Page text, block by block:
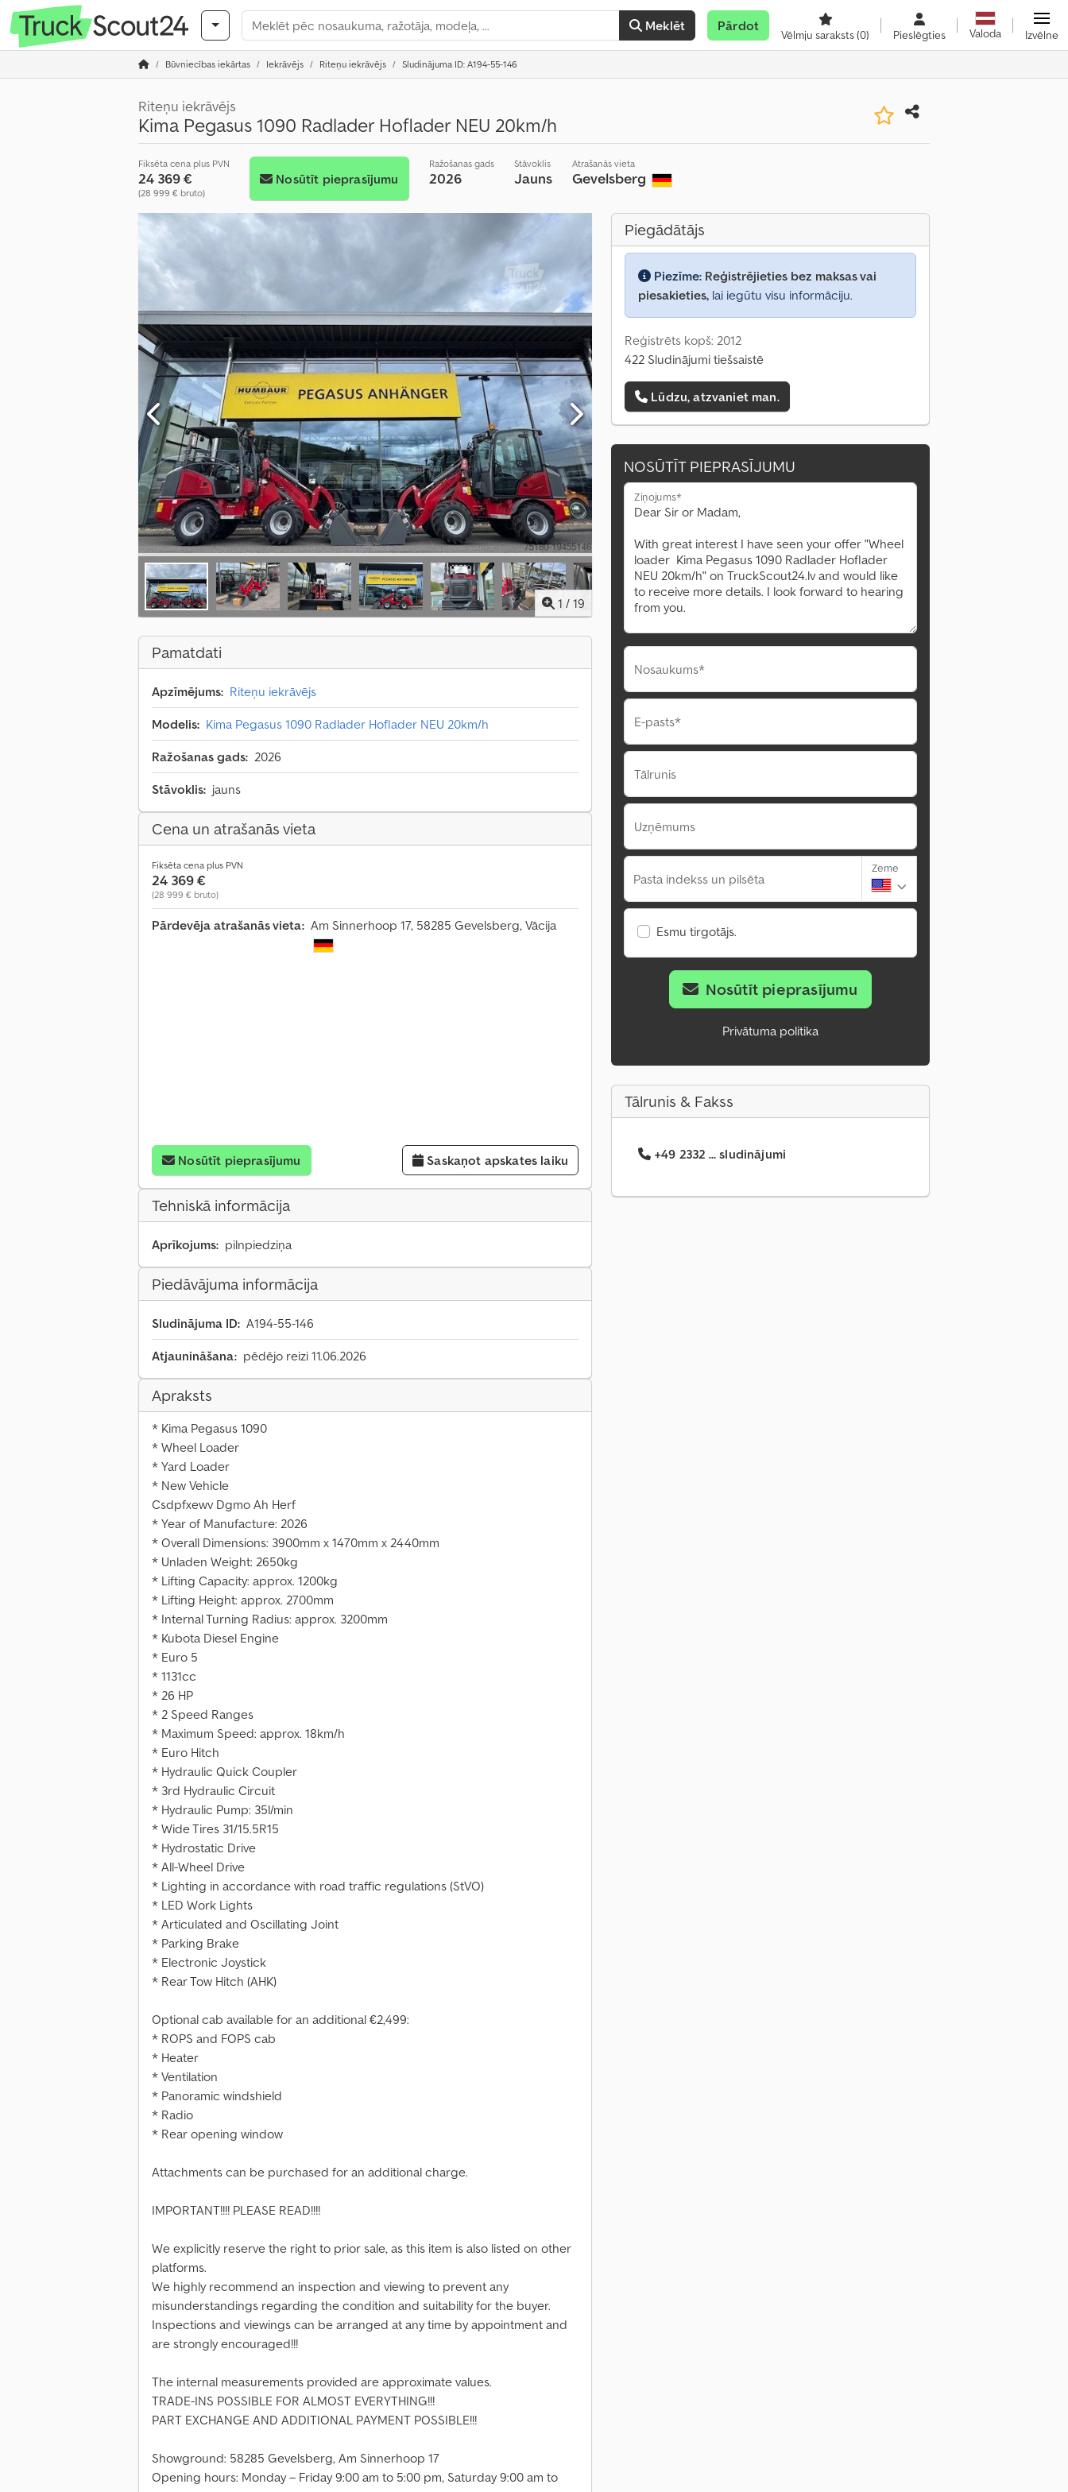
Meklēt Pārdot
Vēlmju saraksts(0) Pieslēgties Valoda Izvēlne
Būvniecības iekārtas Iekrāvējs Riteņu iekrāvējs Sludinājuma ID: A194-55-146
Riteņu iekrāvējs
Kima Pegasus 1090 Radlader Hoflader NEU 20km/h
Fiksēta cena plus PVN
24 369 €
(28 999 € bruto)
Nosūtīt pieprasījumu
Ražošanas gads
2026
Stāvoklis
Jauns
Atrašanās vieta
Gevelsberg
1 / 19
Pamatdati
Apzīmējums: Riteņu iekrāvējs
Modelis: Kima Pegasus 1090 Radlader Hoflader NEU 20km/h
Ražošanas gads: 2026
Stāvoklis: jauns
Cena un atrašanās vieta
Fiksēta cena plus PVN
24 369 €
(28 999 € bruto)
Pārdevēja atrašanās vieta: Am Sinnerhoop 17, 58285 Gevelsberg, Vācija
Nosūtīt pieprasījumu Saskaņot apskates laiku
Tehniskā informācija
Aprīkojums: pilnpiedziņa
Piedāvājuma informācija
Sludinājuma ID: A194-55-146
Atjaunināšana: pēdējo reizi 11.06.2026
Apraksts
* Kima Pegasus 1090
* Wheel Loader
* Yard Loader
* New Vehicle
Csdpfxewv Dgmo Ah Herf
* Year of Manufacture: 2026
* Overall Dimensions: 3900mm x 1470mm x 2440mm
* Unladen Weight: 2650kg
* Lifting Capacity: approx. 1200kg
* Lifting Height: approx. 2700mm
* Internal Turning Radius: approx. 3200mm
* Kubota Diesel Engine
* Euro 5
* 1131cc
* 26 HP
* 2 Speed Ranges
* Maximum Speed: approx. 18km/h
* Euro Hitch
* Hydraulic Quick Coupler
* 3rd Hydraulic Circuit
* Hydraulic Pump: 35l/min
* Wide Tires 31/15.5R15
* Hydrostatic Drive
* All-Wheel Drive
* Lighting in accordance with road traffic regulations (StVO)
* LED Work Lights
* Articulated and Oscillating Joint
* Parking Brake
* Electronic Joystick
* Rear Tow Hitch (AHK)
Optional cab available for an additional €2,499:
* ROPS and FOPS cab
* Heater
* Ventilation
* Panoramic windshield
* Radio
* Rear opening window
Attachments can be purchased for an additional charge.
IMPORTANT!!!! PLEASE READ!!!!
We explicitly reserve the right to prior sale, as this item is also listed on other
platforms.
We highly recommend an inspection and viewing to prevent any
misunderstandings regarding the condition and suitability for the buyer.
Inspections and viewings can be arranged at any time by appointment and
are strongly encouraged!!!
The internal measurements provided are approximate values.
TRADE-INS POSSIBLE FOR ALMOST EVERYTHING!!!
PART EXCHANGE AND ADDITIONAL PAYMENT POSSIBLE!!!
Showground: 58285 Gevelsberg, Am Sinnerhoop 17
Opening hours: Monday – Friday 9:00 am to 5:00 pm, Saturday 9:00 am to
Piegādātājs
Piezīme: Reģistrējieties bez maksas vai
piesakieties, lai iegūtu visu informāciju.
Reģistrēts kopš: 2012
422 Sludinājumi tiešsaistē
Lūdzu, atzvaniet man.
NOSŪTĪT PIEPRASĪJUMU
Ziņojums*
Nosaukums*
E-pasts*
Tālrunis
Uzņēmums
Pasta indekss un pilsēta
Zeme
Esmu tirgotājs.
Nosūtīt pieprasījumu
Privātuma politika
Tālrunis & Fakss
+49 2332 ... sludinājumi